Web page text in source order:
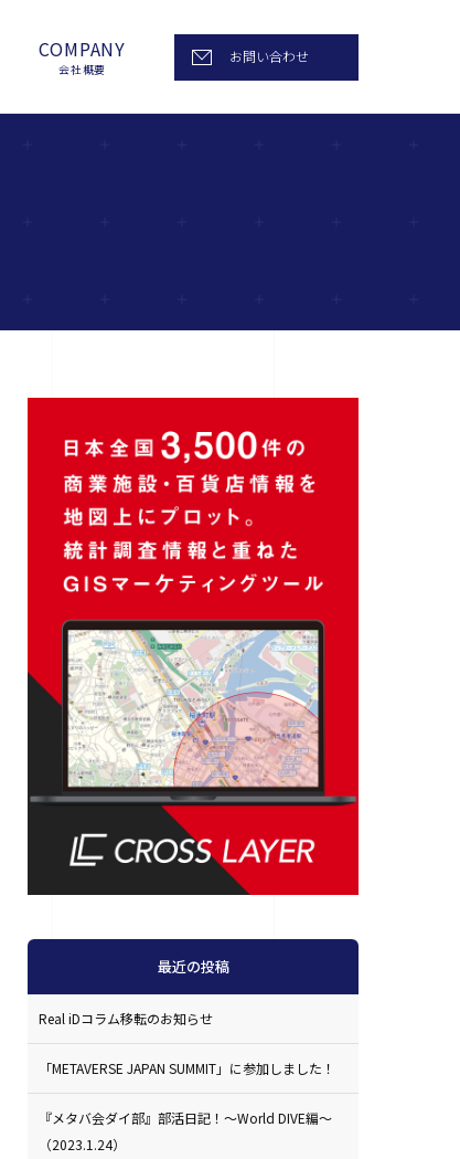
COMPANY
会社概要
お問い合わせ
最近の投稿
Real iDコラム移転のお知らせ
「METAVERSE JAPAN SUMMIT」に参加しました！
『メタバ会ダイ部』部活日記！〜World DIVE編〜
（2023.1.24）